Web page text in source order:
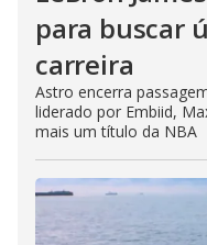
para buscar
carreira
Astro encerra
liderado por Embiid,
mais um título da NBA